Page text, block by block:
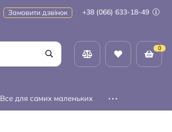
Замовити дзвінок +38 (066) 633-18-49
0
Все для самих маленьких